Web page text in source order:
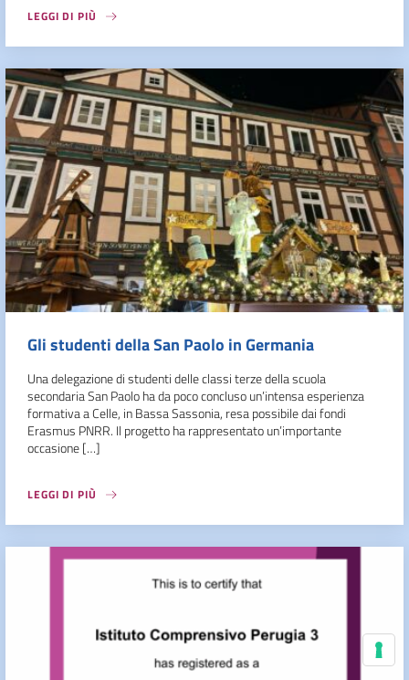
LEGGI DI PIÙ
Gli studenti della San Paolo in Germania
Una delegazione di studenti delle classi terze della scuola
secondaria San Paolo ha da poco concluso un’intensa esperienza
formativa a Celle, in Bassa Sassonia, resa possibile dai fondi
Erasmus PNRR. Il progetto ha rappresentato un’importante
occasione […]
LEGGI DI PIÙ
Le